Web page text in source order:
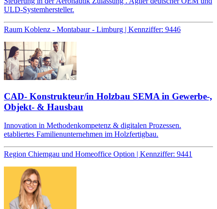
ULD-Systemhersteller.
Raum Koblenz - Montabaur - Limburg | Kennziffer: 9446
CAD- Konstrukteur/in Holzbau SEMA in Gewerbe-,
Objekt- & Hausbau
Innovation in Methodenkompetenz & digitalen Prozessen.
etabliertes Familienunternehmen im Holzfertigbau.
Region Chiemgau und Homeoffice Option | Kennziffer: 9441